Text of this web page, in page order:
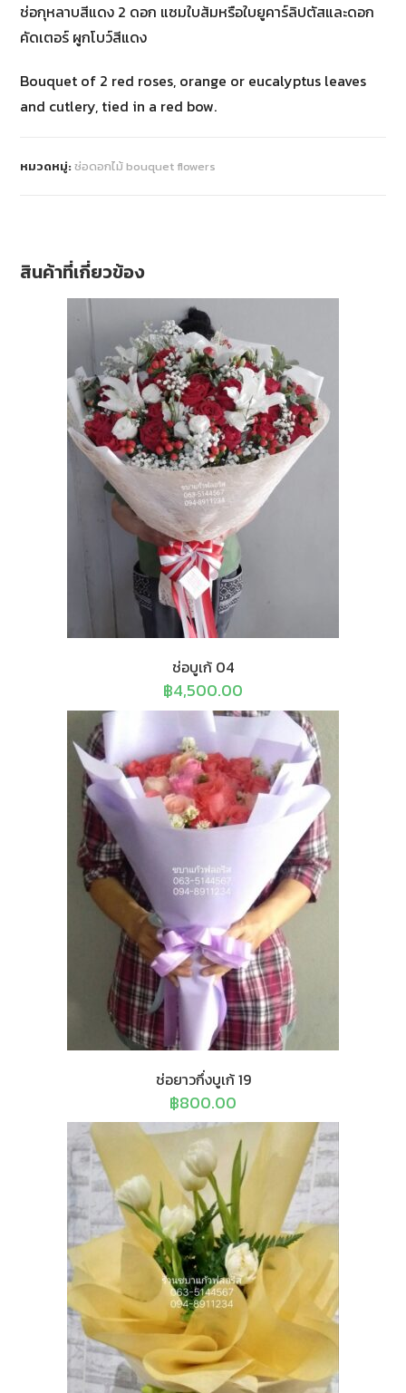
ช่อกุหลาบสีแดง 2 ดอก แซมใบส้มหรือใบยูคาร์ลิปตัสและดอก
คัดเตอร์ ผูกโบว์สีแดง
Bouquet of 2 red roses, orange or eucalyptus leaves
and cutlery, tied in a red bow.
หมวดหมู่:ช่อดอกไม้ bouquet flowers
สินค้าที่เกี่ยวข้อง
ช่อบูเก้ 04
฿4,500.00
ช่อยาวกึ่งบูเก้ 19
฿800.00